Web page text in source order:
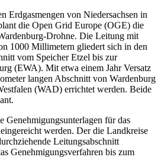
Erdgasmengen von Niedersachsen in
die Open Grid Europe (OGE) die
Drohne. Die Leitung mit
1000 Millimetern gliedert sich in den
vom Speicher Etzel bis zur
(EWA). Mit etwa einem Jahr Versatz
langen Abschnitt von Wardenburg
(WAD) errichtet werden. Beide
Genehmigungsunterlagen für das
werden. Der die Landkreise
Leitungsabschnitt
Genehmigungsverfahren bis zum